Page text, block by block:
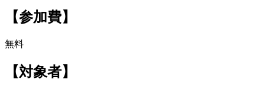
【参加費】
無料
【対象者】